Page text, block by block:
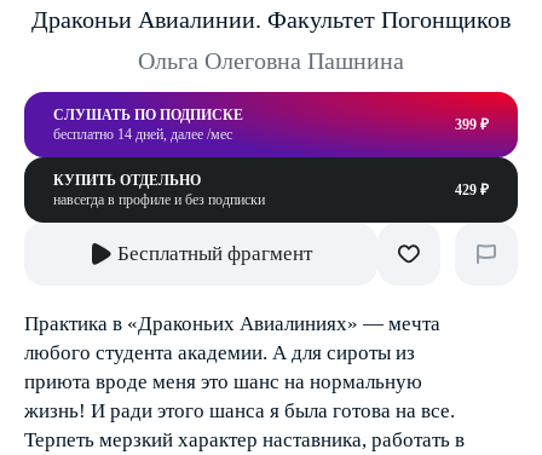
Драконьи Авиалинии. Факультет Погонщиков
Ольга Олеговна Пашнина
СЛУШАТЬ ПО ПОДПИСКЕ
бесплатно 14 дней, далее /мес
399 ₽
КУПИТЬ ОТДЕЛЬНО
навсегда в профиле и без подписки
429 ₽
Бесплатный фрагмент
Практика в «Драконьих Авиалиниях» — мечта
любого студента академии. А для сироты из
приюта вроде меня это шанс на нормальную
жизнь! И ради этого шанса я была готова на все.
Терпеть мерзкий характер наставника, работать в